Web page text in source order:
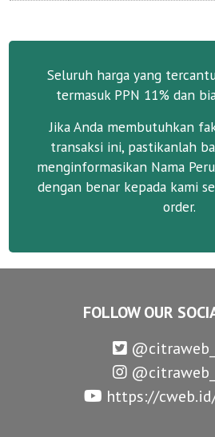
Seluruh harga yang
termasuk PPN 11% dan
Jika Anda membutuhkan
transaksi ini, pastikanlah
menginformasikan Nama
dengan benar kepada kami
order.
FOLLOW OUR
https://